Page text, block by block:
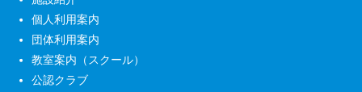
個人利用案内
団体利用案内
教室案内（スクール）
公認クラブ